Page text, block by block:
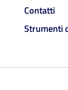
Contatti
Strumenti